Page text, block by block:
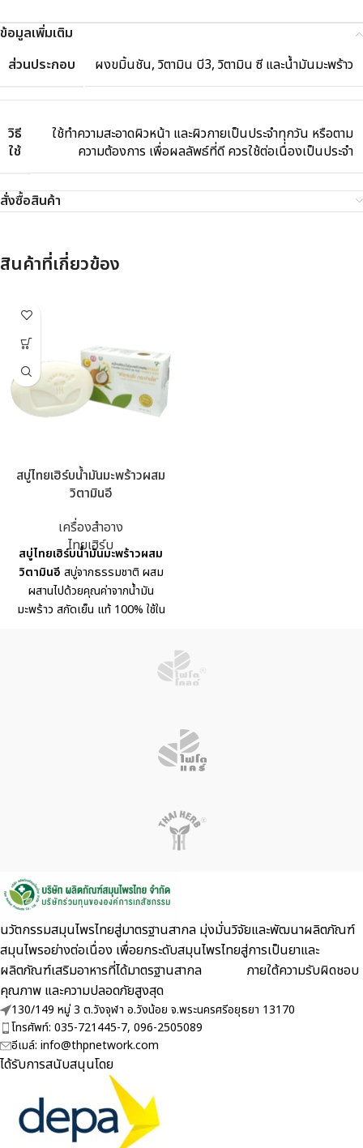
ข้อมูลเพิ่มเติม
ส่วนประกอบ
ผงขมิ้นชัน, วิตามิน บี3, วิตามิน ซี และน้ำมันมะพร้าว
วิธี
ใช้
ใช้ทำความสะอาดผิวหน้า และผิวกายเป็นประจำทุกวัน หรือตาม
ความต้องการ เพื่อผลลัพธ์ที่ดี ควรใช้ต่อเนื่องเป็นประจำ
สั่งซื้อสินค้า
สินค้าที่เกี่ยวข้อง
สบู่ไทยเฮิร์บน้ำมันมะพร้าวผสม
วิตามินอี
เครื่องสำอาง
ไทยเฮิร์บ
สบู่ไทยเฮิร์บน้ำมันมะพร้าวผสม
วิตามินอี สบู่จากธรรมชาติ ผสม
ผสานไปด้วยคุณค่าจากน้ำมัน
มะพร้าว สกัดเย็น แท้ 100% ใช้ใน
แห้งตึงหลังการใช้งาน เผยสัมผัส
นวัตกรรมสมุนไพรไทยสู่มาตรฐานสากล มุ่งมั่นวิจัยและพัฒนาผลิตภัณฑ์
สมุนไพรอย่างต่อเนื่อง เพื่อยกระดับสมุนไพรไทยสู่การเป็นยาและ
ผลิตภัณฑ์เสริมอาหารที่ได้มาตรฐานสากล ภายใต้ความรับผิดชอบ
คุณภาพ และความปลอดภัยสูงสุด
130/149 หมู่ 3 ต.วังจุฬา อ.วังน้อย จ.พระนครศรีอยุธยา 13170
โทรศัพท์: 035-721445-7, 096-2505089
อีเมล์: info@thpnetwork.com
ได้รับการสนับสนุนโดย